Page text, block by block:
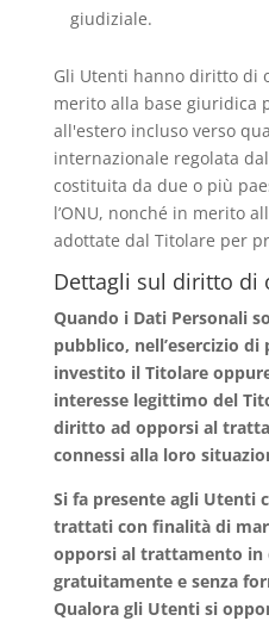
giudiziale.
Gli Utenti hanno diritto di
merito alla base giuridica
all'estero incluso verso
internazionale regolata
costituita da due o più
l’ONU, nonché in merito
adottate dal Titolare per
Dettagli sul diritto di
Quando i Dati Personali
pubblico, nell’esercizio
investito il Titolare
interesse legittimo del
diritto ad opporsi al
connessi alla loro
Si fa presente agli Utenti
trattati con finalità di
opporsi al trattamento in
gratuitamente e senza
Qualora gli Utenti si